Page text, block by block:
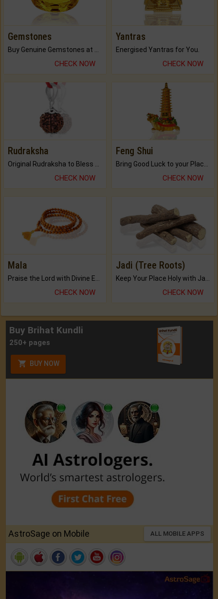
Gemstones
CHECK NOW
Yantras
Energised Yantras for You.
CHECK NOW
Rudraksha
CHECK NOW
Feng Shui
CHECK NOW
Mala
CHECK NOW
Jadi (Tree Roots)
CHECK NOW
Buy Brihat Kundli
250+ pages
BUY NOW
AstroSage on Mobile ALL MOBILE APPS